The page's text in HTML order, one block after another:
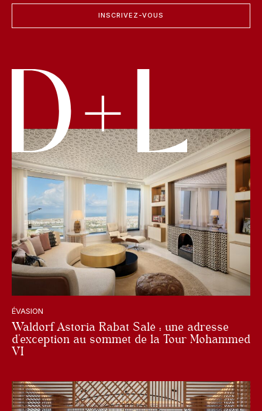
INSCRIVEZ-VOUS
ÉVASION
Waldorf Astoria Rabat Salé : une adresse
d’exception au sommet de la Tour Mohammed
VI